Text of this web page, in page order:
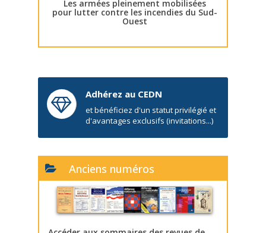
Les armées pleinement mobilisées
pour lutter contre les incendies du Sud-
Ouest
Adhérez au CEDN
et bénéficiez d'un statut privilégié et
d'avantages exclusifs (invitations...)
Anciens numéros